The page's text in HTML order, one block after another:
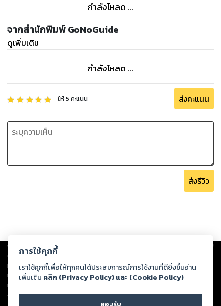
- ไม่มีบ่น ไม่มีน้ำ ไม่มีนิยาย มีแต่เนื้อเน้นๆ คัดๆ อธิบายด้วยรูป
ขยายความแบบเข้าใจง๊ายง่าย
- ออกแบบมาใช้กับมือถือ แท็บเล็ต ตัวอักษรใหญ่ ไม่ต้องขยาย
- ดูหัวข้อที่ตัวอย่างหนังสือนะคะ แต่จะหนักไปทางรูปค่ะ
กำลังโหลด ...
จากสำนักพิมพ์ GoNoGuide
ดูเพิ่มเติม
กำลังโหลด ...
ให้5 คะแนน ส่งคะแนน
ส่งรีวิว
Copyright © 2026
ต่อผลงานหรือเนื้อหาใดที่อัปโหลดผ่านเว็บไซต์และปรากฏว่าละเมิดสิทธิใน
ทรัพย์สินทางปัญญาของบุคคลอื่นหรือขัดต่อกฎหมายและศีลธรรม ดังนั้น ผู้อ่าน
ทุกท่านโปรดใช้วิจารณญาณในการกลั่นกรองด้วยตนเอง และหากท่านพบว่าส่วน
หนึ่งส่วนใดขัดต่อกฎหมายและศีลธรรม กรุณาแจ้งมายังบริษัท เพื่อทีมงานจะได้
ดำเนินการในทันที ทั้งนี้ ทางสตอรี่ล็อกขอสงวนลิขสิทธิ์ตามพระราชบัญญัติ
การใช้คุกกี้
เราใช้คุกกี้เพื่อให้ทุกคนได้ประสบการณ์การใช้งานที่ดียิ่งขึ้นอ่าน
เพิ่มเติม คลิก (Privacy Policy) และ (Cookie Policy)
ยอมรับ